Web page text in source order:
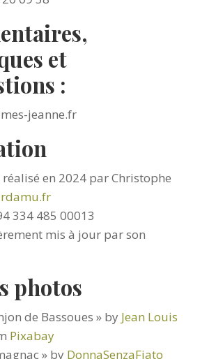
et
:
jeanne.fr
réalisé en 2024 par Christophe
334 485 00013
mis à jour par son
photos
de Bassoues » by Jean Louis
Pixabay
» by DonnaSenzaFiato